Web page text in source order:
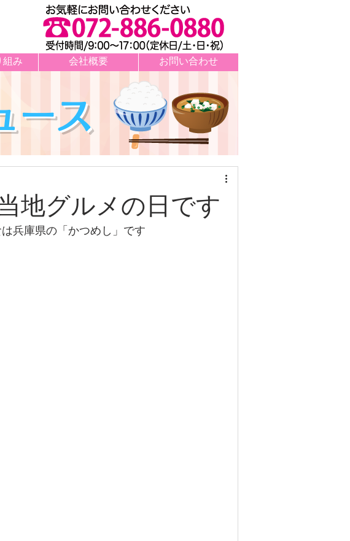
組み 会社概要 お問い合わせ
地グルメの日です
兵庫県の「かつめし」です
ース